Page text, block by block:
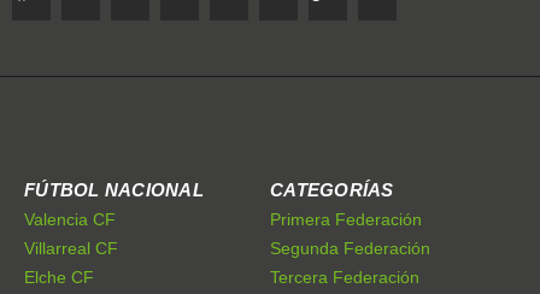
FÚTBOL NACIONAL
Valencia CF
Villarreal CF
Elche CF
CATEGORÍAS
Primera Federación
Segunda Federación
Tercera Federación